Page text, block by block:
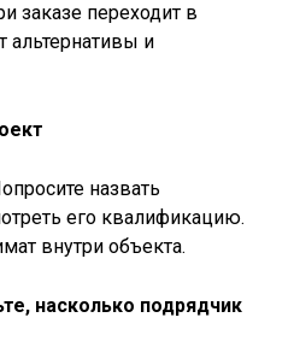
заказе переходит в
альтернативы и
назвать
его квалификацию.
внутри объекта.
насколько подрядчик